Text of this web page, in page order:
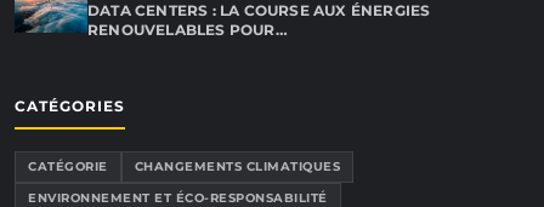
DATA CENTERS : LA COURSE AUX ÉNERGIES
RENOUVELABLES POUR…
CATÉGORIES
CATÉGORIE
CHANGEMENTS CLIMATIQUES
ENVIRONNEMENT ET ÉCO-RESPONSABILITÉ